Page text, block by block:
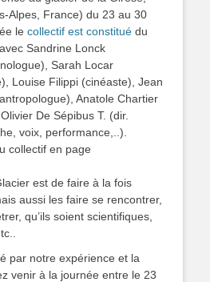
Alpes, France) du 23 au 30
le collectif est constitué du
Sandrine Lonck
Sarah Locar
Louise Filippi (cinéaste), Jean
Anatole Chartier
De Sépibus T. (dir.
voix, performance,..).
collectif en page
est de faire à la fois
aussi les faire se rencontrer,
qu’ils soient scientifiques,
par notre expérience et la
venir à la journée entre le 23